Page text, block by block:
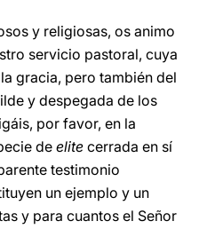
y religiosas, os animo
servicio pastoral, cuya
gracia, pero también del
y despegada de los
por favor, en la
de elite cerrada en sí
testimonio
un ejemplo y un
y para cuantos el Señor